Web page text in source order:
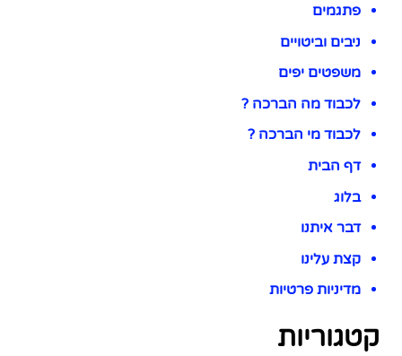
פתגמים
ניבים וביטויים
משפטים יפים
לכבוד מה הברכה ?
לכבוד מי הברכה ?
דף הבית
בלוג
דבר איתנו
קצת עלינו
מדיניות פרטיות
קטגוריות